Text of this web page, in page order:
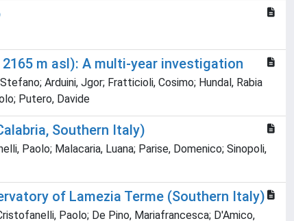
m asl): A multi-year investigation
Arduini, Jgor; Fratticioli, Cosimo; Hundal, Rabia
Putero, Davide
Southern Italy)
Paolo; Malacaria, Luana; Parise, Domenico; Sinopoli,
of Lamezia Terme (Southern Italy)
Paolo; De Pino, Mariafrancesca; D'Amico,